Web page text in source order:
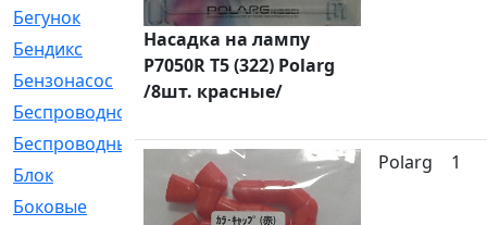
Бегунок
[21]
Бендикс
[26]
Бензонасос
Беспроводное
Беспроводные
[1]
Блок
[81]
Боковые
[4]
Насадка на лампу
P7050R T5 (322) Polarg
/8шт. красные/
Polarg 1